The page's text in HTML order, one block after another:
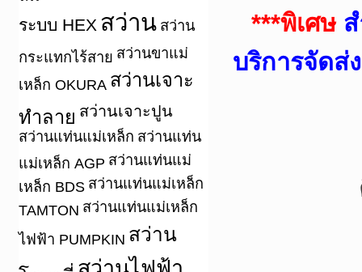
ระบบ HEX สว่าน สว่าน
กระแทกไร้สาย สว่านขาแม่
เหล็ก OKURA สว่านเจาะ
ทำลาย สว่านเจาะปูน
สว่านแท่นแม่เหล็ก สว่านแท่น
แม่เหล็ก AGP สว่านแท่นแม่
เหล็ก BDS สว่านแท่นแม่เหล็ก
TAMTON สว่านแท่นแม่เหล็ก
ไฟฟ้า PUMPKIN สว่าน
***พิเศษ
บริการจัดส่